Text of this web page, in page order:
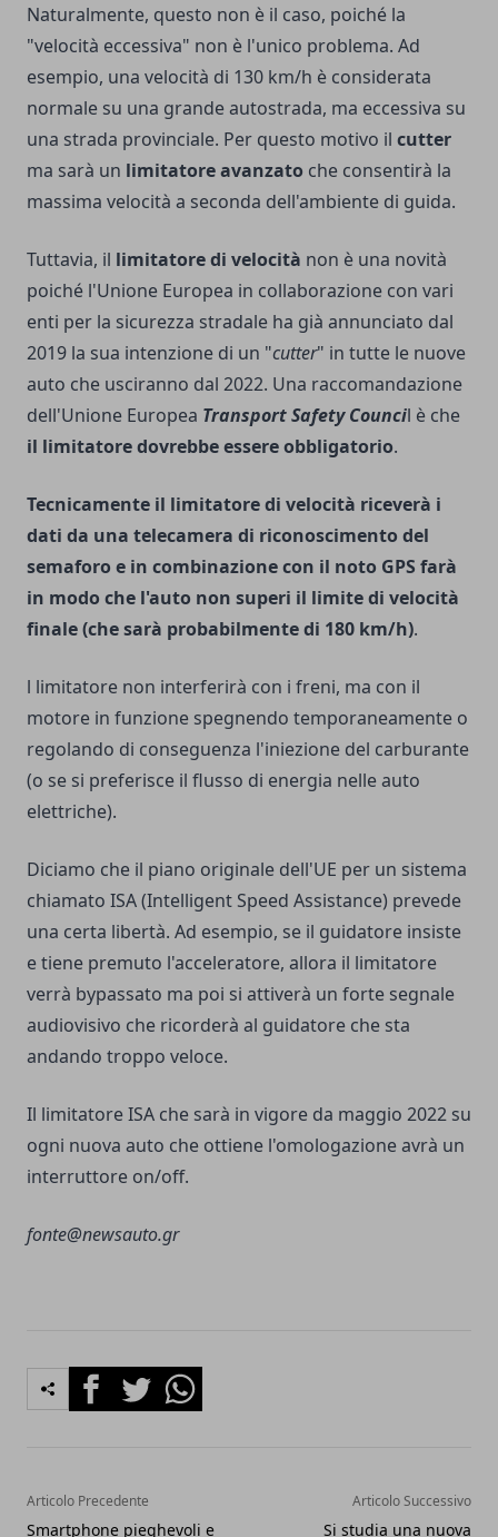
Naturalmente, questo non è il caso, poiché la
"velocità eccessiva" non è l'unico problema. Ad
esempio, una velocità di 130 km/h è considerata
normale su una grande autostrada, ma eccessiva su
una strada provinciale. Per questo motivo il cutter
ma sarà un limitatore avanzato che consentirà la
massima velocità a seconda dell'ambiente di guida.
Tuttavia, il limitatore di velocità non è una novità
poiché l'Unione Europea in collaborazione con vari
enti per la sicurezza stradale ha già annunciato dal
2019 la sua intenzione di un "cutter" in tutte le nuove
auto che usciranno dal 2022. Una raccomandazione
dell'Unione Europea Transport Safety Council è che
il limitatore dovrebbe essere obbligatorio.
Tecnicamente il limitatore di velocità riceverà i
dati da una telecamera di riconoscimento del
semaforo e in combinazione con il noto GPS farà
in modo che l'auto non superi il limite di velocità
finale (che sarà probabilmente di 180 km/h).
l limitatore non interferirà con i freni, ma con il
motore in funzione spegnendo temporaneamente o
regolando di conseguenza l'iniezione del carburante
(o se si preferisce il flusso di energia nelle auto
elettriche).
Diciamo che il piano originale dell'UE per un sistema
chiamato ISA (Intelligent Speed ​​​​Assistance) prevede
una certa libertà. Ad esempio, se il guidatore insiste
e tiene premuto l'acceleratore, allora il limitatore
verrà bypassato ma poi si attiverà un forte segnale
audiovisivo che ricorderà al guidatore che sta
andando troppo veloce.
Il limitatore ISA che sarà in vigore da maggio 2022 su
ogni nuova auto che ottiene l'omologazione avrà un
interruttore on/off.
fonte@newsauto.gr
FacebookTwitterWhatsapp
Articolo Precedente
Smartphone pieghevoli e
Articolo Successivo
Si studia una nuova